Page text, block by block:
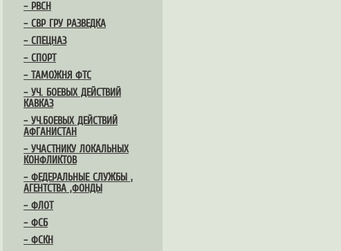
– РВСН
– СВР ГРУ РАЗВЕДКА
– СПЕЦНАЗ
– СПОРТ
– ТАМОЖНЯ ФТС
– УЧ. БОЕВЫХ ДЕЙСТВИЙ
КАВКАЗ
– УЧ.БОЕВЫХ ДЕЙСТВИЙ
АФГАНИСТАН
– УЧАСТНИКУ ЛОКАЛЬНЫХ
КОНФЛИКТОВ
– ФЕДЕРАЛЬНЫЕ СЛУЖБЫ ,
АГЕНТСТВА ,ФОНДЫ
– ФЛОТ
– ФСБ
– ФСКН